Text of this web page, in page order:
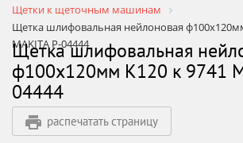
Щетки к щеточным машинам
Щетка шлифовальная нейлоновая
MAKITA P-04444
Щетка шлифовальная
ф100х120мм К120 к 9741
04444
распечатать страницу